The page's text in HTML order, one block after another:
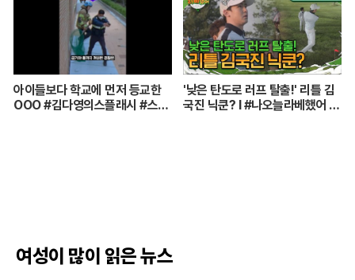
아이들보다 학교에 먼저 등교한
OOO #김다영의스플래시 #스브
'낮은 탄도로 러프 탈출!' 리틀 김
국진 닉쿤? I #나오늘라베했어 E
여성이 많이 읽은 뉴스